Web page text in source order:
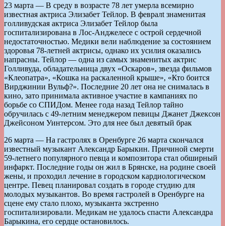
23 марта — В среду в возрасте 78 лет умерла всемирно
известная актриса Элизабет Тейлор. В февралt знаменитая
голливудская актриса Элизабет Тейлор была
госпитализирована в Лос-Анджелесе с острой сердечной
недостаточностью. Медики вели наблюдение за состоянием
здоровья 78-летней актрисы, однако их усилия оказались
напрасны. Тейлор — одна из самых знаменитых актрис
Голливуда, обладательница двух «Оскаров», звезда фильмов
«Клеопатра», «Кошка на раскаленной крыше», «Кто боится
Вирджинии Вульф?». Последние 20 лет она не снималась в
кино, зато принимала активное участие в кампаниях по
борьбе со СПИДом. Менее года назад Тейлор тайно
обручилась с 49-летним менеджером певицы Джанет Джексон
Джейсоном Уинтерсом. Это для нее был девятый брак
26 марта — На гастролях в Оренбурге 26 марта скончался
известный музыкант Александр Барыкин. Причиной смерти
59-летнего популярного певца и композитора стал обширный
инфаркт. Последние годы он жил в Брянске, на родине своей
жены, и проходил лечение в городском кардиологическом
центре. Певец планировал создать в городе студию для
молодых музыкантов. Во время гастролей в Оренбурге на
сцене ему стало плохо, музыканта экстренно
госпитализировали. Медикам не удалось спасти Александра
Барыкина, его сердце остановилось.